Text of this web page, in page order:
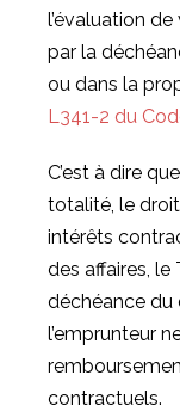
l’évaluation
par la
ou dans la
L341-2 du
C’est à dire
totalité, le
intérêts
des affaires, le
déchéance du
l’emprunteur
contractuels.